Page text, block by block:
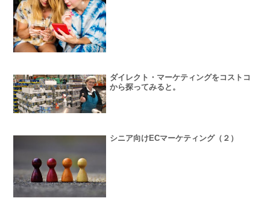
ダイレクト・マーケティングをコストコ
から探ってみると。
シニア向けECマーケティング（２）